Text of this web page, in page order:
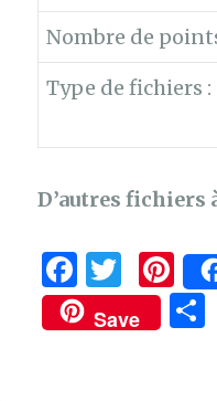
Nombre de
Type de fichiers :
D’autres fichiers
F
a
c
T
w
it
Pi
n
te
Save